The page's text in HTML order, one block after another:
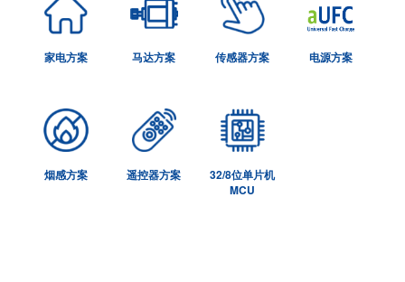
家电方案 马达方案 传感器方案 电源方案
烟感方案 遥控器方案
32/8位单片机
MCU